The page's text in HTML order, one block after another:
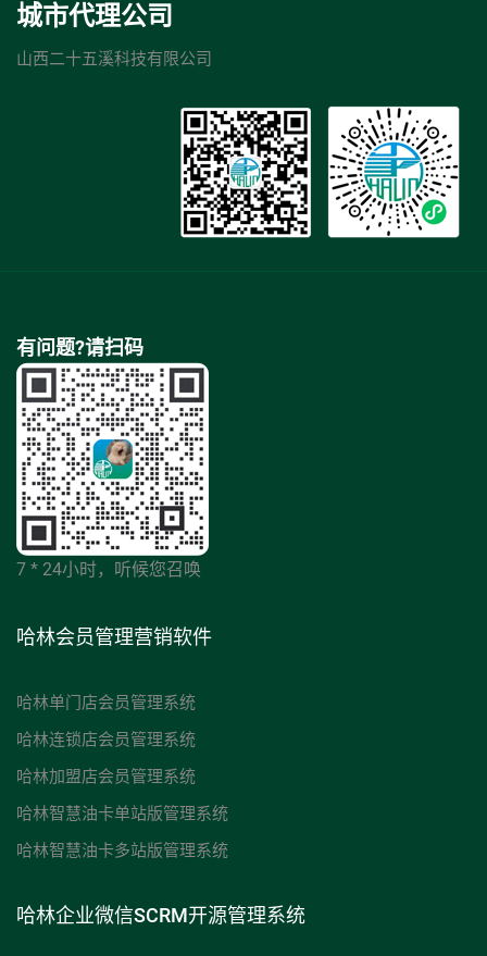
城市代理公司
山西二十五溪科技有限公司
有问题?请扫码
7 * 24小时，听候您召唤
哈林会员管理营销软件
哈林单门店会员管理系统
哈林连锁店会员管理系统
哈林加盟店会员管理系统
哈林智慧油卡单站版管理系统
哈林智慧油卡多站版管理系统
哈林企业微信SCRM开源管理系统